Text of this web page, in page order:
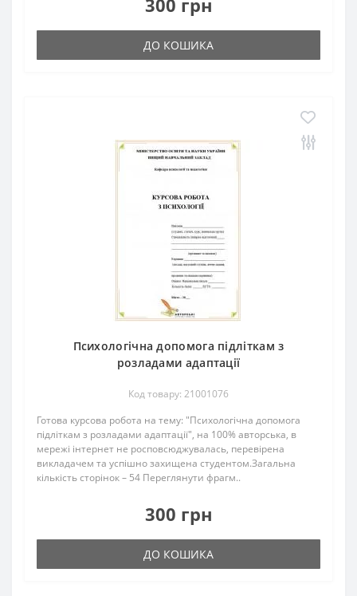
300 грн
ДО КОШИКА
Психологічна допомога підліткам з
розладами адаптації
Код товару: 21001076
Готова курсова робота на тему: "Психологічна допомога
підліткам з розладами адаптації", на 100% авторська, в
мережі інтернет не росповсюджувалась, перевірена
викладачем та успішно захищена студентом.Загальна
кількість сторінок – 54 Переглянути фрагм..
300 грн
ДО КОШИКА